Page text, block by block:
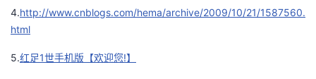
4.http://www.cnblogs.com/hema/archive/2009/10/21/1587560.
html
5.红足1世手机版【欢迎您!】